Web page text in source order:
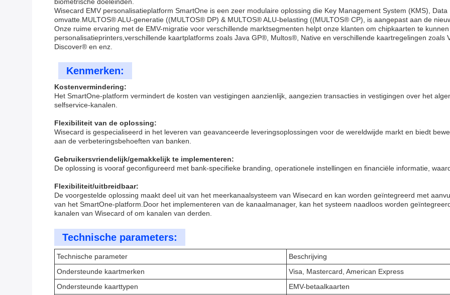
Wisecard EMV personalisatieplatform SmartOne is een zeer modulaire oplossing die Key Management System (KMS),
omvatte.MULTOS® ALU-generatie ((MULTOS® DP) & MULTOS® ALU-belasting ((MULTOS® CP), is aangepast aan de
Onze ruime ervaring met de EMV-migratie voor verschillende marktsegmenten helpt onze klanten om chipkaarten te
personalisatieprinters,verschillende kaartplatforms zoals Java GP®, Multos®, Native en verschillende kaartregelingen
Discover® en enz.
Kenmerken:
Kostenvermindering:
Het SmartOne-platform vermindert de kosten van vestigingen aanzienlijk, aangezien transacties in vestigingen over het
selfservice-kanalen.
Flexibiliteit van de oplossing:
Wisecard is gespecialiseerd in het leveren van geavanceerde leveringsoplossingen voor de wereldwijde markt en biedt
aan de verbeteringsbehoeften van banken.
Gebruikersvriendelijk/gemakkelijk te implementeren:
De oplossing is vooraf geconfigureerd met bank-specifieke branding, operationele instellingen en financiële informatie,
Flexibiliteit/uitbreidbaar:
De voorgestelde oplossing maakt deel uit van het meerkanaalsysteem van Wisecard en kan worden geïntegreerd met
van het SmartOne-platform.Door het implementeren van de kanaalmanager, kan het systeem naadloos worden
kanalen van Wisecard of om kanalen van derden.
Technische parameters:
Technische parameter
Beschrijving
Ondersteunde kaartmerken
Visa, Mastercard, American Express
Ondersteunde kaarttypen
EMV-betaalkaarten